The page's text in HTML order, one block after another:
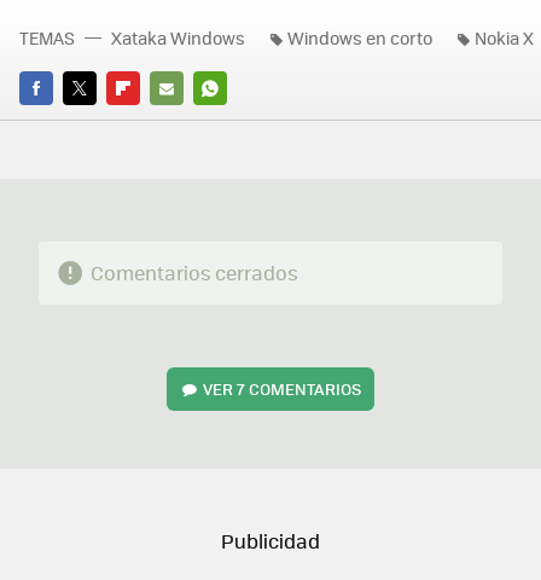
FACEBOOK
TWITTERFLIPBOARD
E-
WHATSAPP
TEMAS Xataka Windows Windows en corto Nokia X
Comentarios cerrados
VER7 COMENTARIOS